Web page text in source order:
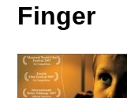
Finger